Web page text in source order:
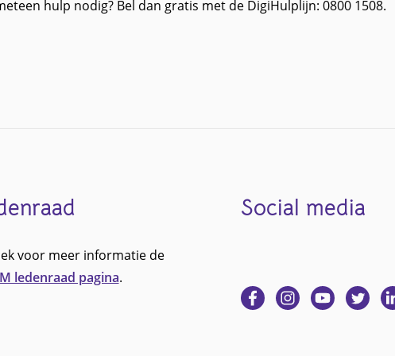
hulp nodig? Bel dan gratis met de DigiHulplijn: 0800 1508.
voor meer informatie de
ledenraad pagina.
Social media
Ga
Ga
Ga
Ga